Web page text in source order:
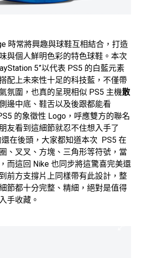
時常將興趣與球鞋互相結合，打造
與個人鮮明色彩的特色球鞋。本次
5”以代表 PS5 的白藍元素
配上未來性十足的科技藍，不僅帶
氛圍，也真的呈現相似 PS5 主機散
邊中底、鞋舌以及後跟都能看
的象徵性 Logo，呼應雙方的聯名
友看到這細節就忍不住想入手了
在後頭，大家都知道本次 PS5 在
、叉叉、方塊、三角形等符號，當
而這回 Nike 也同步將這驚喜完美還
前方支撐片上同樣帶有此設計，整
節都十分完整、精細，絕對是值得
手收藏。